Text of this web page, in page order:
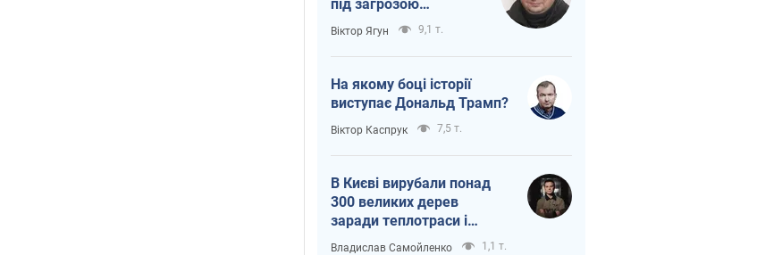
під загрозою
критична логістика
Віктор Ягун 9,1 т.
На якому боці історії
виступає Дональд Трамп?
Віктор Каспрук 7,5 т.
В Києві вирубали понад
300 великих дерев
заради теплотраси і
всупереч Генплану
Владислав Самойленко 1,1 т.